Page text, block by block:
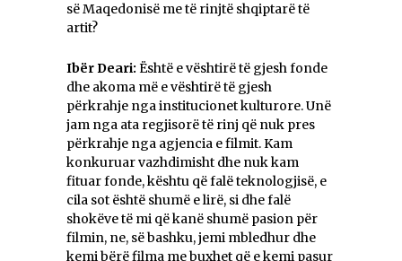
së Maqedonisë me të rinjtë shqiptarë të
artit?
Ibër Deari: Është e vështirë të gjesh fonde
dhe akoma më e vështirë të gjesh
përkrahje nga institucionet kulturore. Unë
jam nga ata regjisorë të rinj që nuk pres
përkrahje nga agjencia e filmit. Kam
konkuruar vazhdimisht dhe nuk kam
fituar fonde, kështu që falë teknologjisë, e
cila sot është shumë e lirë, si dhe falë
shokëve të mi që kanë shumë pasion për
filmin, ne, së bashku, jemi mbledhur dhe
kemi bërë filma me buxhet që e kemi pasur